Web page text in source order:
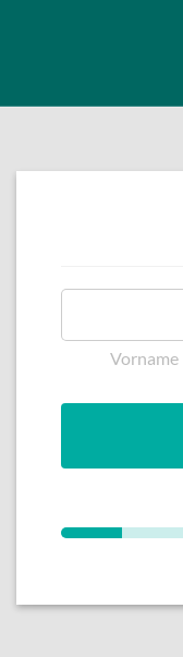
Vorname